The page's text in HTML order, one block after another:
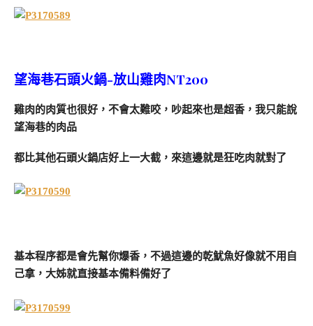
望海巷石頭火鍋-放山雞肉NT200
雞肉的肉質也很好，不會太難咬，吵起來也是超香，我只能說
望海巷的肉品
都比其他石頭火鍋店好上一大截，來這邊就是狂吃肉就對了
基本程序都是會先幫你爆香，不過這邊的乾魷魚好像就不用自
己拿，大姊就直接基本備料備好了